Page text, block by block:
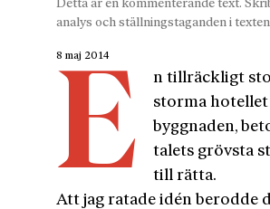
Detta är en kommenterande text.
analys och ställningstaganden i
8 maj 2014
E
n tillräckligt
storma hotellet
byggnaden,
talets grövsta
till rätta.
Att jag ratade idén berodde